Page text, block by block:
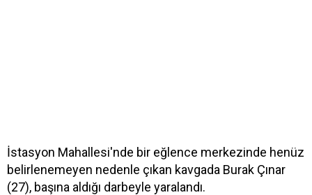
İstasyon Mahallesi'nde bir eğlence merkezinde henüz
belirlenemeyen nedenle çıkan kavgada Burak Çınar
(27), başına aldığı darbeyle yaralandı.